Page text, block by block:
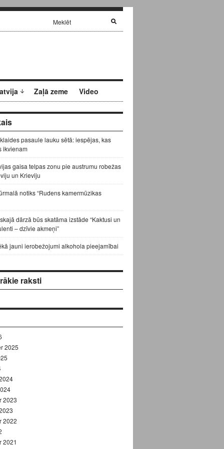
Zaļā zeme Video
pasaule lauku sētā: iespējas, kas
ikvienam
gaisa telpas zonu pie austrumu robežas
un Krieviju
notiks “Rudens kamermūzikas
dārzā būs skatāma izstāde “Kaktusi un
– dzīvie akmeņi”
jauni ierobežojumi alkohola pieejamībai
raksti
2025
2023
2022
2021